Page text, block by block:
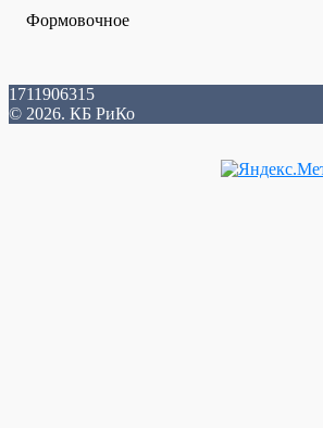
Формовочное
1711906315
© 2026. КБ РиКо